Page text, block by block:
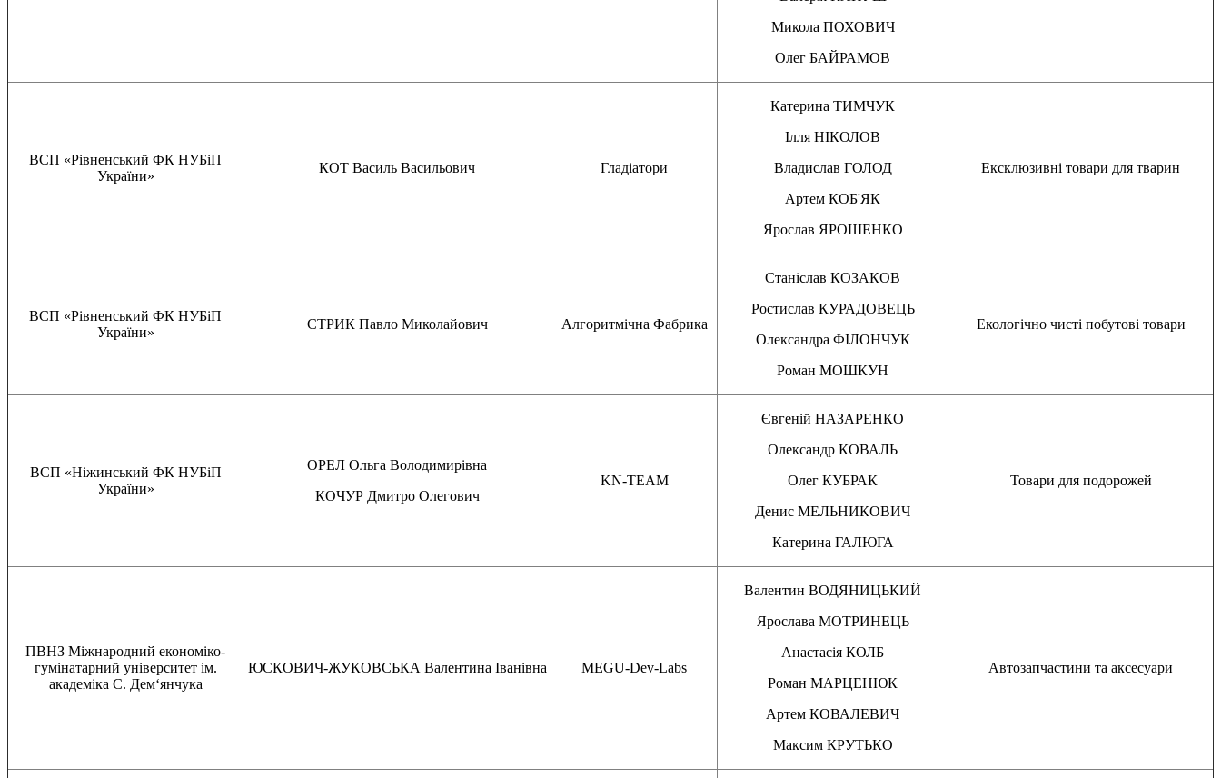
Микола ПОХОВИЧ
Олег БАЙРАМОВ
ВСП «Рівненський ФК НУБіП
України»
КОТ Василь Васильович Гладіатори
Катерина ТИМЧУК
Ілля НІКОЛОВ
Владислав ГОЛОД
Артем КОБ'ЯК
Ярослав ЯРОШЕНКО
Ексклюзивні товари для тварин
ВСП «Рівненський ФК НУБіП
України»
СТРИК Павло Миколайович Алгоритмічна Фабрика
Станіслав КОЗАКОВ
Ростислав КУРАДОВЕЦЬ
Олександра ФІЛОНЧУК
Роман МОШКУН
Екологічно чисті побутові товари
ВСП «Ніжинський ФК НУБіП
України»
ОРЕЛ Ольга Володимирівна
КОЧУР Дмитро Олегович
KN-TEAM
Євгеній НАЗАРЕНКО
Олександр КОВАЛЬ
Олег КУБРАК
Денис МЕЛЬНИКОВИЧ
Катерина ГАЛЮГА
Товари для подорожей
ПВНЗ Міжнародний економіко-
гумінатарний університет ім.
академіка С. Дем‘янчука
ЮСКОВИЧ-ЖУКОВСЬКА Валентина Іванівна MEGU-Dev-Labs
Валентин ВОДЯНИЦЬКИЙ
Ярослава МОТРИНЕЦЬ
Анастасія КОЛБ
Роман МАРЦЕНЮК
Артем КОВАЛЕВИЧ
Максим КРУТЬКО
Автозапчастини та аксесуари